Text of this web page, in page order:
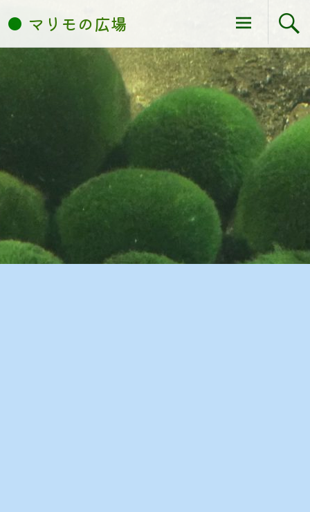
to
マリモの広場